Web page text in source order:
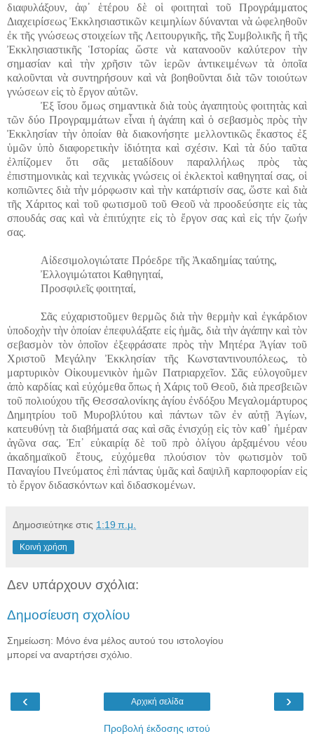
διαφυλάξουν, ἀφ᾽ ἑτέρου δὲ οἱ φοιτηταὶ τοῦ Προγράμματος
Διαχειρίσεως Ἐκκλησιαστικῶν κειμηλίων δύνανται νὰ ὠφεληθοῦν
ἐκ τῆς γνώσεως στοιχείων τῆς Λειτουργικῆς, τῆς Συμβολικῆς ἢ τῆς
Ἐκκλησιαστικῆς Ἱστορίας ὥστε νὰ κατανοοῦν καλύτερον τὴν
σημασίαν καὶ τὴν χρῆσιν τῶν ἱερῶν ἀντικειμένων τὰ ὁποῖα
καλοῦνται νὰ συντηρήσουν καὶ νὰ βοηθοῦνται διὰ τῶν τοιούτων
γνώσεων εἰς τὸ ἔργον αὐτῶν.
Ἐξ ἴσου ὅμως σημαντικὰ διὰ τοὺς ἀγαπητοὺς φοιτητὰς καὶ
τῶν δύο Προγραμμάτων εἶναι ἡ ἀγάπη καὶ ὁ σεβασμὸς πρὸς τὴν
Ἐκκλησίαν τὴν ὁποίαν θὰ διακονήσητε μελλοντικῶς ἕκαστος ἐξ
ὑμῶν ὑπὸ διαφορετικὴν ἰδιότητα καὶ σχέσιν. Καὶ τὰ δύο ταῦτα
ἐλπίζομεν ὅτι σᾶς μεταδίδουν παραλλήλως πρὸς τὰς
ἐπιστημονικὰς καὶ τεχνικὰς γνώσεις οἱ ἐκλεκτοὶ καθηγηταί σας, οἱ
κοπιῶντες διὰ τὴν μόρφωσιν καὶ τὴν κατάρτισίν σας, ὥστε καὶ διὰ
τῆς Χάριτος καὶ τοῦ φωτισμοῦ τοῦ Θεοῦ νὰ προοδεύσητε εἰς τὰς
σπουδάς σας καὶ νὰ ἐπιτύχητε εἰς τὸ ἔργον σας καὶ εἰς τήν ζωήν
σας.
Αἰδεσιμολογιώτατε Πρόεδρε τῆς Ἀκαδημίας ταύτης,
Ἐλλογιμώτατοι Καθηγηταί,
Προσφιλεῖς φοιτηταί,
Σᾶς εὐχαριστοῦμεν θερμῶς διὰ τὴν θερμὴν καὶ ἐγκάρδιον
ὑποδοχὴν τὴν ὁποίαν ἐπεφυλάξατε εἰς ἡμᾶς, διὰ τὴν ἀγάπην καὶ τὸν
σεβασμὸν τὸν ὁποῖον ἐξεφράσατε πρὸς τὴν Μητέρα Ἁγίαν τοῦ
Χριστοῦ Μεγάλην Ἐκκλησίαν τῆς Κωνσταντινουπόλεως, τὸ
μαρτυρικὸν Οἰκουμενικὸν ἡμῶν Πατριαρχεῖον. Σᾶς εὐλογοῦμεν
ἀπὸ καρδίας καὶ εὐχόμεθα ὅπως ἡ Χάρις τοῦ Θεοῦ, διὰ πρεσβειῶν
τοῦ πολιούχου τῆς Θεσσαλονίκης ἁγίου ἐνδόξου Μεγαλομάρτυρος
Δημητρίου τοῦ Μυροβλύτου καὶ πάντων τῶν ἐν αὐτῇ Ἁγίων,
κατευθύνῃ τὰ διαβήματά σας καὶ σᾶς ἐνισχύῃ εἰς τὸν καθ᾽ ἡμέραν
ἀγῶνα σας. Ἐπ᾽ εὐκαιρίᾳ δὲ τοῦ πρὸ ὀλίγου ἀρξαμένου νέου
ἀκαδημαϊκοῦ ἔτους, εὐχόμεθα πλούσιον τὸν φωτισμὸν τοῦ
Παναγίου Πνεύματος ἐπὶ πάντας ὑμᾶς καὶ δαψιλῆ καρποφορίαν εἰς
τὸ ἔργον διδασκόντων καὶ διδασκομένων.
Δημοσιεύτηκε στις 1:19 π.μ.
Κοινή χρήση
Δεν υπάρχουν σχόλια:
Δημοσίευση σχολίου
Σημείωση: Μόνο ένα μέλος αυτού του ιστολογίου
μπορεί να αναρτήσει σχόλιο.
‹ ›
Αρχική σελίδα
Προβολή έκδοσης ιστού